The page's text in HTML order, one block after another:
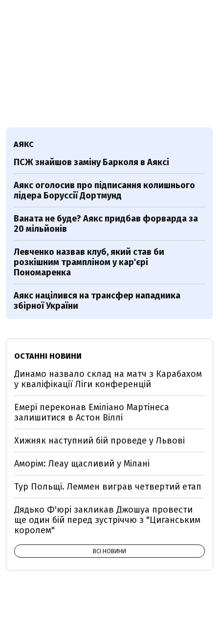
АЯКС
ПСЖ знайшов заміну Барколя в Аяксі
Аякс оголосив про підписання колишнього
лідера Боруссії Дортмунд
Ваната не буде? Аякс придбав форварда за
20 мільйонів
Левченко назвав клуб, який став би
розкішним трампліном у кар'єрі
Пономаренка
Аякс націлився на трансфер нападника
збірної України
ОСТАННІ НОВИНИ
Динамо назвало склад на матч з Карабахом
у кваліфікації Ліги конференцій
Емері переконав Еміліано Мартінеса
залишитися в Астон Віллі
Хижняк наступний бій проведе у Львові
Аморім: Леау щасливий у Мілані
Тур Польщі. Леммен виграв четвертий етап
Дядько Ф'юрі закликав Джошуа провести
ще один бій перед зустріччю з "Циганським
королем"
ВСІ НОВИНИ